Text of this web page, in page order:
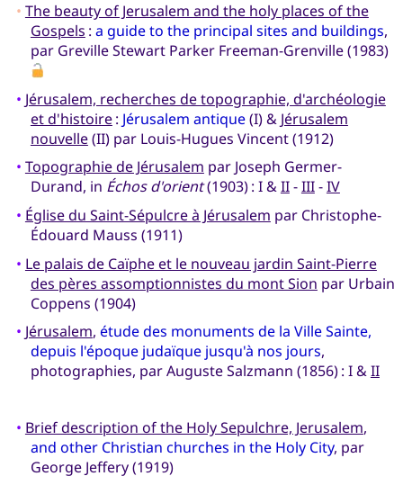
• The beauty of Jerusalem and the holy places of the
Gospels : a guide to the principal sites and buildings,
par Greville Stewart Parker Freeman-Grenville (1983)
• Jérusalem, recherches de topographie, d'archéologie
et d'histoire: Jérusalem antique(I) & Jérusalem
nouvelle(II) par Louis-Hugues Vincent (1912)
• Topographie de Jérusalem par Joseph Germer-
Durand, in Échos d'orient(1903) : I &II-III-IV
• Église du Saint-Sépulcre à Jérusalem par Christophe-
Édouard Mauss (1911)
• Le palais de Caïphe et le nouveau jardin Saint-Pierre
des pères assomptionnistes du mont Sion par Urbain
Coppens (1904)
• Jérusalem, étude des monuments de la Ville Sainte,
depuis l'époque judaïque jusqu'à nos jours,
photographies, par Auguste Salzmann (1856) : I &II
• Brief description of the Holy Sepulchre, Jerusalem,
and other Christian churches in the Holy City, par
George Jeffery (1919)